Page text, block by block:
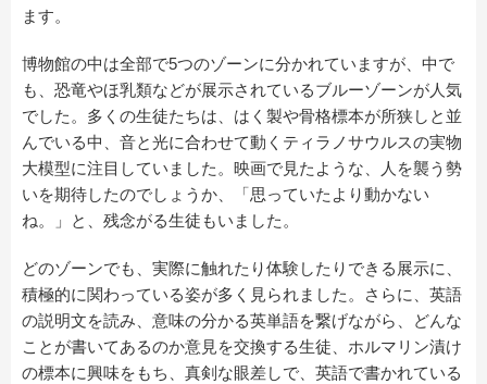
ます。
博物館の中は全部で5つのゾーンに分かれていますが、中で
も、恐竜やほ乳類などが展示されているブルーゾーンが人気
でした。多くの生徒たちは、はく製や骨格標本が所狭しと並
んでいる中、音と光に合わせて動くティラノサウルスの実物
大模型に注目していました。映画で見たような、人を襲う勢
いを期待したのでしょうか、「思っていたより動かない
ね。」と、残念がる生徒もいました。
どのゾーンでも、実際に触れたり体験したりできる展示に、
積極的に関わっている姿が多く見られました。さらに、英語
の説明文を読み、意味の分かる英単語を繋げながら、どんな
ことが書いてあるのか意見を交換する生徒、ホルマリン漬け
の標本に興味をもち、真剣な眼差しで、英語で書かれている